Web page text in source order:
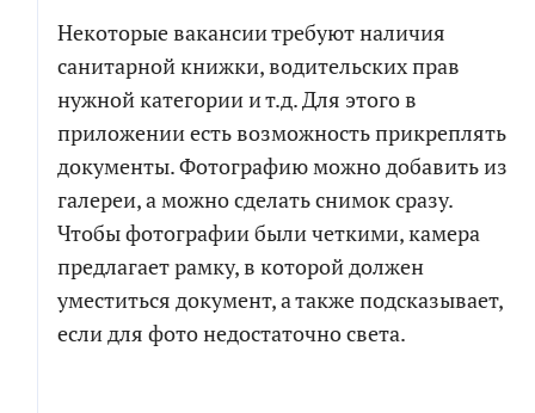
Некоторые вакансии требуют наличия
санитарной книжки, водительских прав
нужной категории и т.д. Для этого в
приложении есть возможность прикреплять
документы. Фотографию можно добавить из
галереи, а можно сделать снимок сразу.
Чтобы фотографии были четкими, камера
предлагает рамку, в которой должен
уместиться документ, а также подсказывает,
если для фото недостаточно света.